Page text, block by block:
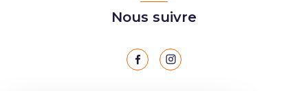
Nous suivre